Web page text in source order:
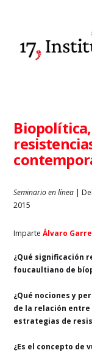
Seminario en línea |
2015
Imparte Álvaro
¿Qué significación
foucaultiano de
¿Qué nociones y
de la relación
estrategias de
¿Es el concepto de